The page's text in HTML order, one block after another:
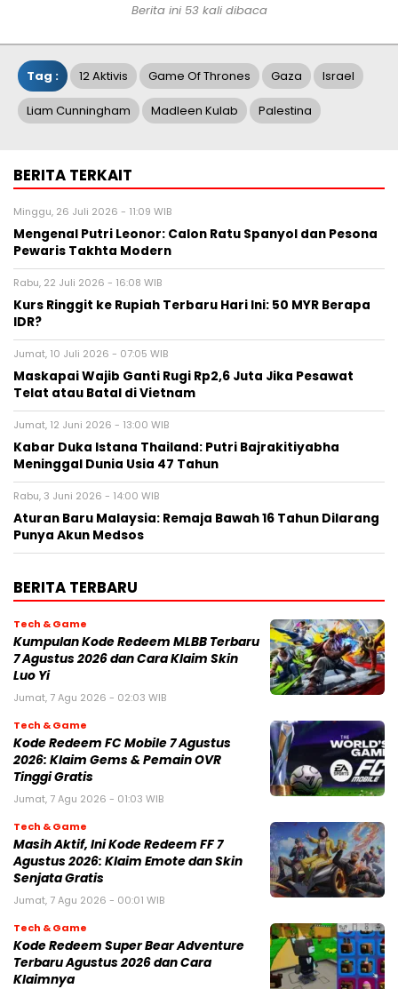
Berita ini 53 kali dibaca
Tag : 12 Aktivis Game Of Thrones Gaza Israel
Liam Cunningham Madleen Kulab Palestina
BERITA TERKAIT
Minggu, 26 Juli 2026 - 11:09 WIB
Mengenal Putri Leonor: Calon Ratu Spanyol dan Pesona
Pewaris Takhta Modern
Rabu, 22 Juli 2026 - 16:08 WIB
Kurs Ringgit ke Rupiah Terbaru Hari Ini: 50 MYR Berapa
IDR?
Jumat, 10 Juli 2026 - 07:05 WIB
Maskapai Wajib Ganti Rugi Rp2,6 Juta Jika Pesawat
Telat atau Batal di Vietnam
Jumat, 12 Juni 2026 - 13:00 WIB
Kabar Duka Istana Thailand: Putri Bajrakitiyabha
Meninggal Dunia Usia 47 Tahun
Rabu, 3 Juni 2026 - 14:00 WIB
Aturan Baru Malaysia: Remaja Bawah 16 Tahun Dilarang
Punya Akun Medsos
BERITA TERBARU
Tech & Game
Kumpulan Kode Redeem MLBB Terbaru
7 Agustus 2026 dan Cara Klaim Skin
Luo Yi
Jumat, 7 Agu 2026 - 02:03 WIB
Tech & Game
Kode Redeem FC Mobile 7 Agustus
2026: Klaim Gems & Pemain OVR
Tinggi Gratis
Jumat, 7 Agu 2026 - 01:03 WIB
Tech & Game
Masih Aktif, Ini Kode Redeem FF 7
Agustus 2026: Klaim Emote dan Skin
Senjata Gratis
Jumat, 7 Agu 2026 - 00:01 WIB
Tech & Game
Kode Redeem Super Bear Adventure
Terbaru Agustus 2026 dan Cara
Klaimnya